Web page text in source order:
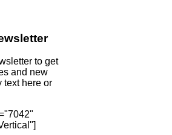
to get
and new
text here or